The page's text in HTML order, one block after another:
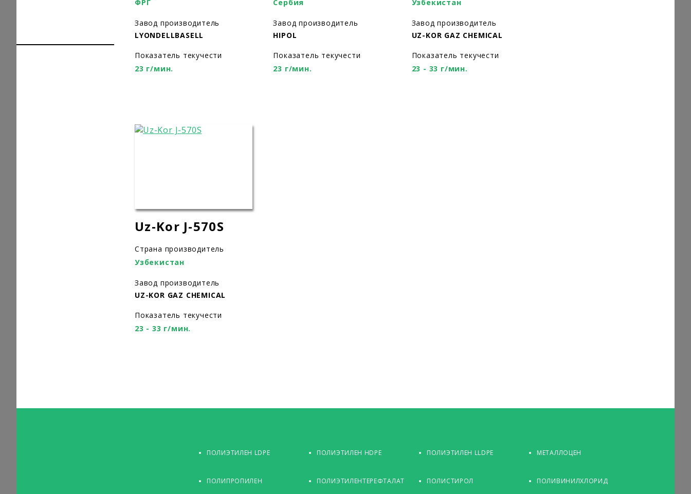
ФРГ
Завод производитель
LYONDELLBASELL
Показатель текучести
23 г/мин.
Сербия
Завод производитель
HIPOL
Показатель текучести
23 г/мин.
Узбекистан
Завод производитель
UZ-KOR GAZ CHEMICAL
Показатель текучести
23 - 33 г/мин.
Uz-Kor J-570S
Страна производитель
Узбекистан
Завод производитель
UZ-KOR GAZ CHEMICAL
Показатель текучести
23 - 33 г/мин.
ПОЛИЭТИЛЕН LDPE ПОЛИЭТИЛЕН HDPE ПОЛИЭТИЛЕН LLDPE МЕТАЛЛОЦЕН
ПОЛИПРОПИЛЕН ПОЛИЭТИЛЕНТЕРЕФТАЛАТ ПОЛИСТИРОЛ ПОЛИВИНИЛХЛОРИД